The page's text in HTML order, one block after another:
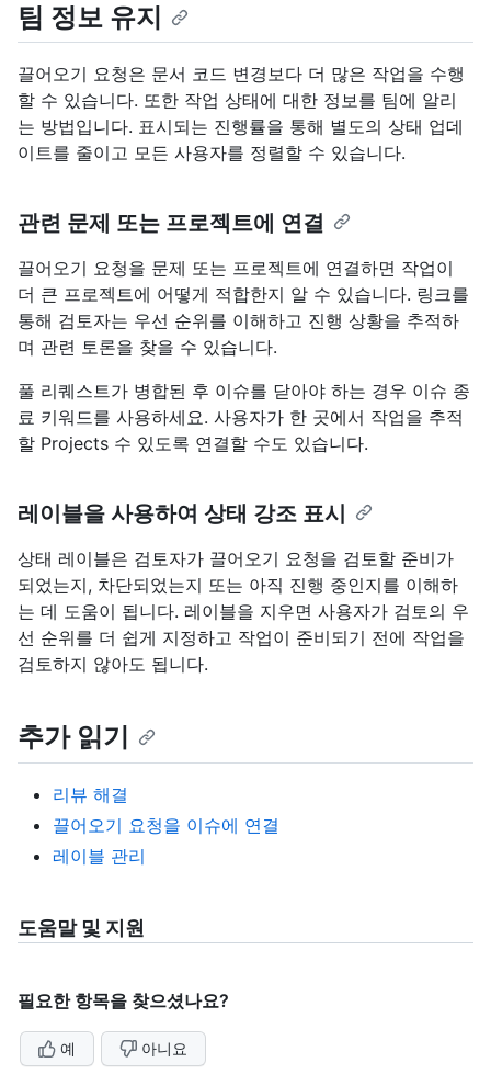
팀 정보 유지
끌어오기 요청은 문서 코드 변경보다 더 많은 작업을 수행
할 수 있습니다. 또한 작업 상태에 대한 정보를 팀에 알리
는 방법입니다. 표시되는 진행률을 통해 별도의 상태 업데
이트를 줄이고 모든 사용자를 정렬할 수 있습니다.
관련 문제 또는 프로젝트에 연결
끌어오기 요청을 문제 또는 프로젝트에 연결하면 작업이
더 큰 프로젝트에 어떻게 적합한지 알 수 있습니다. 링크를
통해 검토자는 우선 순위를 이해하고 진행 상황을 추적하
며 관련 토론을 찾을 수 있습니다.
풀 리퀘스트가 병합된 후 이슈를 닫아야 하는 경우 이슈 종
료 키워드를 사용하세요. 사용자가 한 곳에서 작업을 추적
할 Projects 수 있도록 연결할 수도 있습니다.
레이블을 사용하여 상태 강조 표시
상태 레이블은 검토자가 끌어오기 요청을 검토할 준비가
되었는지, 차단되었는지 또는 아직 진행 중인지를 이해하
는 데 도움이 됩니다. 레이블을 지우면 사용자가 검토의 우
선 순위를 더 쉽게 지정하고 작업이 준비되기 전에 작업을
검토하지 않아도 됩니다.
추가 읽기
리뷰 해결
끌어오기 요청을 이슈에 연결
레이블 관리
도움말 및 지원
필요한 항목을 찾으셨나요?
예 아니요